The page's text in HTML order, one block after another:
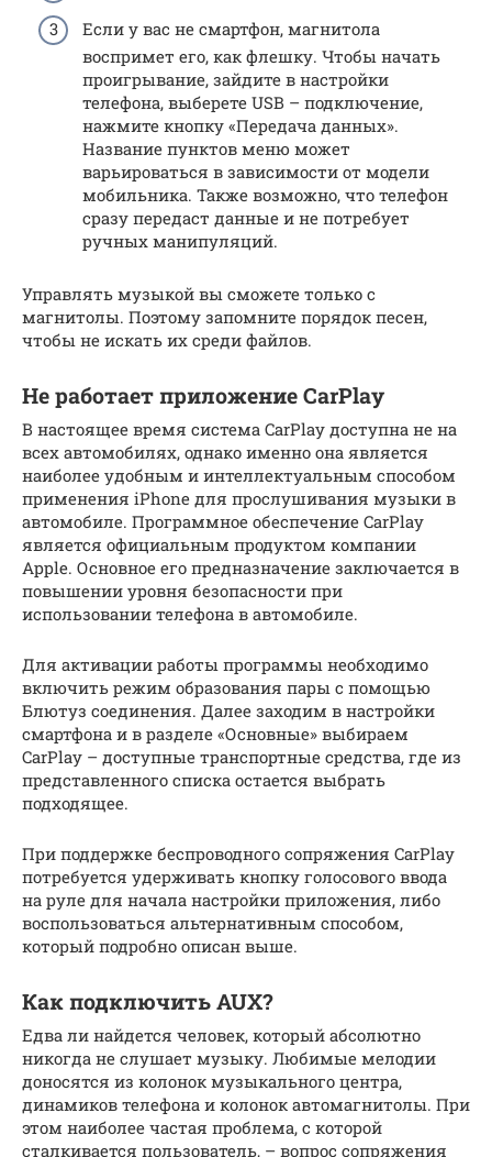
Если у вас не смартфон, магнитола
воспримет его, как флешку. Чтобы начать
проигрывание, зайдите в настройки
телефона, выберете USB – подключение,
нажмите кнопку «Передача данных».
Название пунктов меню может
варьироваться в зависимости от модели
мобильника. Также возможно, что телефон
сразу передаст данные и не потребует
ручных манипуляций.
Управлять музыкой вы сможете только с
магнитолы. Поэтому запомните порядок песен,
чтобы не искать их среди файлов.
Не работает приложение CarРlay
В настоящее время система CarPlay доступна не на
всех автомобилях, однако именно она является
наиболее удобным и интеллектуальным способом
применения iPhone для прослушивания музыки в
автомобиле. Программное обеспечение CarРlay
является официальным продуктом компании
Apple. Основное его предназначение заключается в
повышении уровня безопасности при
использовании телефона в автомобиле.
Для активации работы программы необходимо
включить режим образования пары с помощью
Блютуз соединения. Далее заходим в настройки
смартфона и в разделе «Основные» выбираем
CarРlay – доступные транспортные средства, где из
представленного списка остается выбрать
подходящее.
При поддержке беспроводного сопряжения CarPlay
потребуется удерживать кнопку голосового ввода
на руле для начала настройки приложения, либо
воспользоваться альтернативным способом,
который подробно описан выше.
Как подключить AUX?
Едва ли найдется человек, который абсолютно
никогда не слушает музыку. Любимые мелодии
доносятся из колонок музыкального центра,
динамиков телефона и колонок автомагнитолы. При
этом наиболее частая проблема, с которой
сталкивается пользователь, – вопрос сопряжения